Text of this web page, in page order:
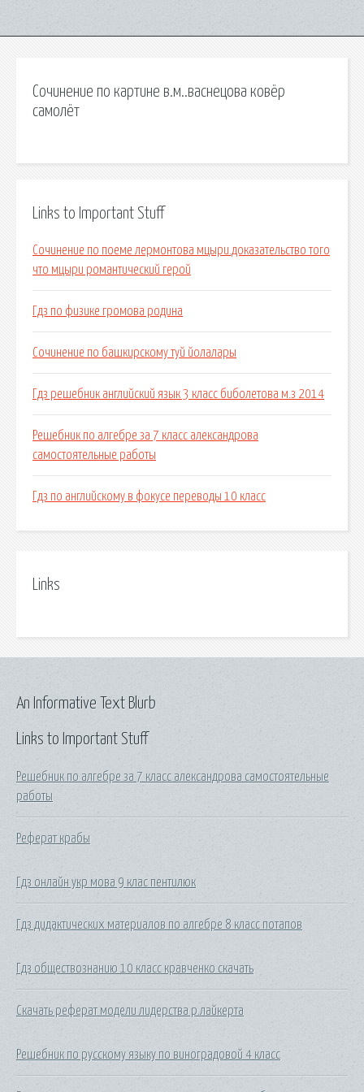
Сочинение по картине в.м..васнецова ковёр
самолёт
Links to Important Stuff
Сочинение по поеме лермонтова мцыри.доказательство того
что мцыри романтический герой
Гдз по физике громова родина
Сочинение по башкирскому туй йолалары
Гдз решебник английский язык 3 класс биболетова м.з 2014
Решебник по алгебре за 7 класс александрова
самостоятельные работы
Гдз по английскому в фокусе переводы 10 класс
Links
Links to Important Stuff
Решебник по алгебре за 7 класс александрова самостоятельные
работы
Реферат крабы
Гдз онлайн укр мова 9 клас пентилюк
Гдз дидактических материалов по алгебре 8 класс потапов
Гдз обществознанию 10 класс кравченко скачать
Скачать реферат модели лидерства р.лайкерта
Решебник по русскому языку по виноградовой 4 класс
An Informative Text Blurb